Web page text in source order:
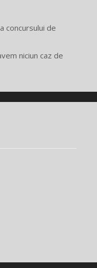
concursului de
niciun caz de